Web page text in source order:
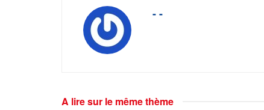
- -
A lire sur le même thème